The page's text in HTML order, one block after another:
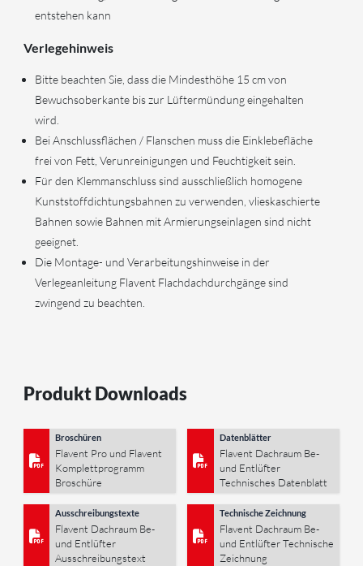
entstehen kann
Verlegehinweis
Bitte beachten Sie, dass die Mindesthöhe 15 cm von
Bewuchsoberkante bis zur Lüftermündung eingehalten
wird.
Bei Anschlussflächen / Flanschen muss die Einklebefläche
frei von Fett, Verunreinigungen und Feuchtigkeit sein.
Für den Klemmanschluss sind ausschließlich homogene
Kunststoffdichtungsbahnen zu verwenden, vlieskaschierte
Bahnen sowie Bahnen mit Armierungseinlagen sind nicht
geeignet.
Die Montage- und Verarbeitungshinweise in der
Verlegeanleitung Flavent Flachdachdurchgänge sind
zwingend zu beachten.
Produkt Downloads
Broschüren
Flavent Pro und Flavent
Komplettprogramm
Broschüre
Datenblätter
Flavent Dachraum Be-
und Entlüfter
Technisches Datenblatt
Ausschreibungstexte
Flavent Dachraum Be-
und Entlüfter
Ausschreibungstext
Technische Zeichnung
Flavent Dachraum Be-
und Entlüfter Technische
Zeichnung